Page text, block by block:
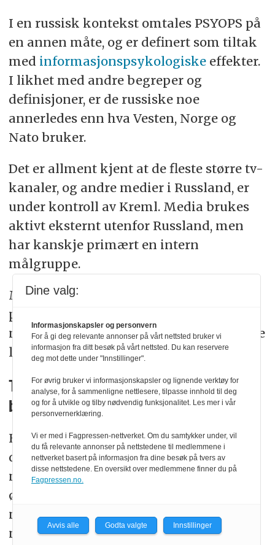
I en russisk kontekst omtales PSYOPS på
en annen måte, og er definert som tiltak
med informasjonspsykologiskeeffekter.
I likhet med andre begreper og
definisjoner, er de russiske noe
annerledes enn hva Vesten, Norge og
Nato bruker.
Det er allment kjent at de fleste større tv-
kanaler, og andre medier i Russland, er
under kontroll av Kreml. Media brukes
aktivt eksternt utenfor Russland, men
har kanskje primært en intern
målgruppe.
Metoden med informasjonskampanjer,
psykologiske operasjoner og bruk av
media er uansett velprøvd med historiske
linjer.
Testing av motreaksjoner og norsk
beredskap
Hvordan reagerer Norge når det flyr
droner ved oljeinstallasjoner eller
militære anlegg? Hva skjer når militære
øvelser kartlegges? Hvordan agerer
norske myndigheter når GPS eller GSM–
nett faller bort? Hva er «våre» mottiltak?
Dine valg:
Informasjonskapsler og personvern
For å gi deg relevante annonser på vårt nettsted bruker vi
informasjon fra ditt besøk på vårt nettsted. Du kan reservere
deg mot dette under "Innstillinger".
For øvrig bruker vi informasjonskapsler og lignende verktøy for
analyse, for å sammenligne nettlesere, tilpasse innhold til deg
og for å utvikle og tilby nødvendig funksjonalitet. Les mer i vår
personvernerklæring.
Vi er med i Fagpressen-nettverket. Om du samtykker under, vil
du få relevante annonser på nettstedene til medlemmene i
nettverket basert på informasjon fra dine besøk på tvers av
disse nettstedene. En oversikt over medlemmene finner du på
Fagpressen.no.
Avvis alle Godta valgte Innstillinger